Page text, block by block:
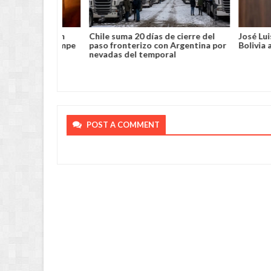
Agricultor sufre violento robo y
queda herido de bala en Chimoré
Condenan a
alcalde de
POST A COMMENT